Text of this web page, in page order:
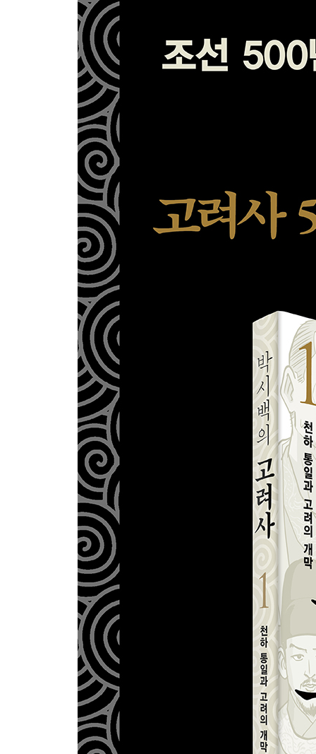
냉혹한 숙청
경종 6년
언로를 열다
성종의 제도개혁
이 시기 중국 정세
작가 후기
고려사 연표
고려 왕실 세계도
정사(正史)로 기록된 고려의 역사, 『고려사』와